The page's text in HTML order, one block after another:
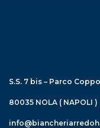
S.S. 7 bis – Parco
80035 NOLA ( NAPOLI )